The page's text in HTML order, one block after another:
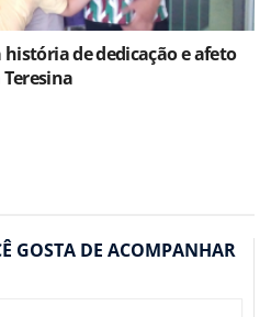
de dedicação e afeto
GOSTA DE ACOMPANHAR